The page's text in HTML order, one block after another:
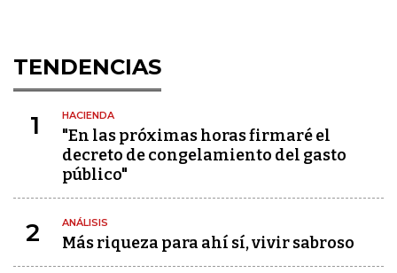
TENDENCIAS
1 HACIENDA
"En las próximas horas firmaré el
decreto de congelamiento del gasto
público"
2 ANÁLISIS
Más riqueza para ahí sí, vivir sabroso